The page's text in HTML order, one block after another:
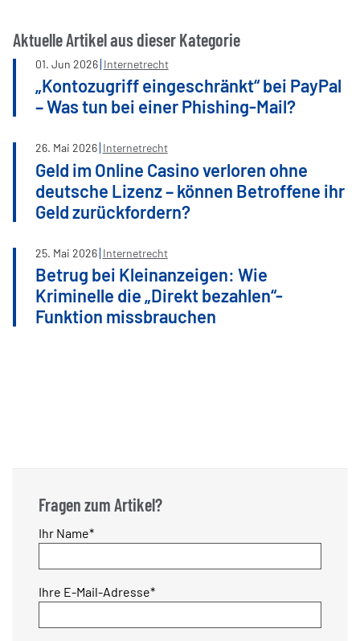
Aktuelle Artikel aus dieser Kategorie
01. Jun 2026 Internetrecht
„Kontozugriff eingeschränkt“ bei PayPal
– Was tun bei einer Phishing-Mail?
26. Mai 2026 Internetrecht
Geld im Online Casino verloren ohne
deutsche Lizenz – können Betroffene ihr
Geld zurückfordern?
25. Mai 2026 Internetrecht
Betrug bei Kleinanzeigen: Wie
Kriminelle die „Direkt bezahlen“-
Funktion missbrauchen
Fragen zum Artikel?
Pflichtfeld
Ihr Name*
Pflichtfeld
Ihre E-Mail-Adresse*